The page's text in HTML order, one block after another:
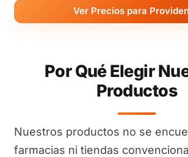
Ver Precios para
Por Qué Elegir
Productos
Nuestros productos no se
farmacias ni tiendas